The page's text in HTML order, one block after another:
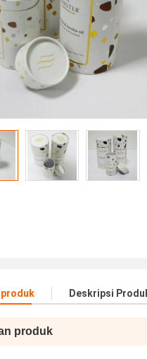
produk Deskripsi
produk